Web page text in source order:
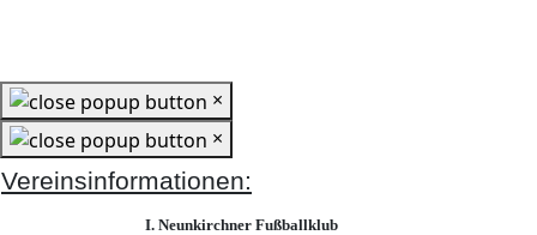
×
×
Vereinsinformationen:
I. Neunkirchner Fußballklub